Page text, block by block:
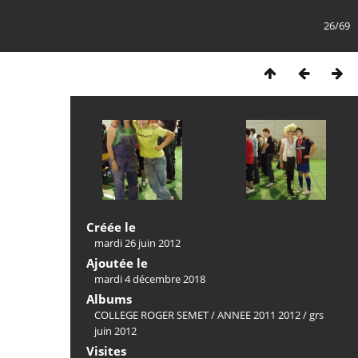
26/69
Créée le
mardi 26 juin 2012
Ajoutée le
mardi 4 décembre 2018
Albums
COLLEGE ROGER SEMET/ANNEE 2011 2012/grs
juin 2012
Visites